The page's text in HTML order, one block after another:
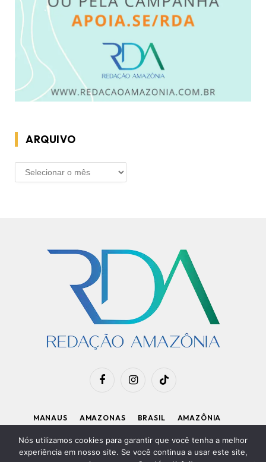
ARQUIVO
ARQUIVO
FacebookInstagramTikTok
MANAUS AMAZONAS BRASIL
AMAZÔNIA
Nós utilizamos cookies para garantir que você tenha a melhor
experiência em nosso site. Se você continua a usar este site,